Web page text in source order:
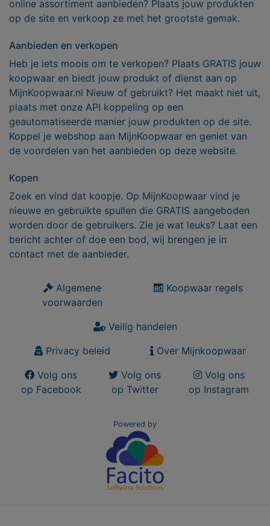
online assortiment aanbieden? Plaats jouw produkten
op de site en verkoop ze met het grootste gemak.
Aanbieden en verkopen
Heb je iets moois om te verkopen? Plaats GRATIS jouw
koopwaar en biedt jouw produkt of dienst aan op
MijnKoopwaar.nl Nieuw of gebruikt? Het maakt niet uit,
plaats met onze API koppeling op een
geautomatiseerde manier jouw produkten op de site.
Koppel je webshop aan MijnKoopwaar en geniet van
de voordelen van het aanbieden op deze website.
Kopen
Zoek en vind dat koopje. Op MijnKoopwaar vind je
nieuwe en gebruikte spullen die GRATIS aangeboden
worden door de gebruikers. Zie je wat leuks? Laat een
bericht achter of doe een bod, wij brengen je in
contact met de aanbieder.
Algemene
voorwaarden
Koopwaar regels
Veilig handelen
Privacy beleid
Over Mijnkoopwaar
Volg ons
op Facebook
Volg ons
op Twitter
Volg ons
op Instagram
Powered by